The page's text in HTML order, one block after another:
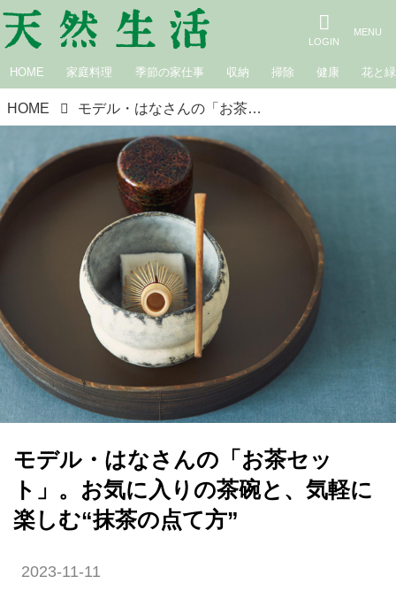
HOME 家庭料理 季節の家仕事 収納 掃除 健康 花と緑
HOME モデル・はなさんの「お茶セット」。お気に入りの茶碗と、気軽に楽しむ“抹茶の点て方”
モデル・はなさんの「お茶セッ
ト」。お気に入りの茶碗と、気軽に
楽しむ“抹茶の点て方”
2023-11-11